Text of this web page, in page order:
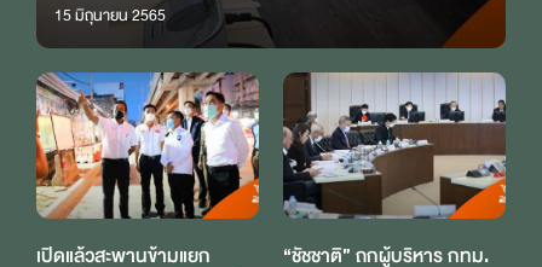
15 มิถุนายน 2565
เปิดแล้วสะพานข้ามแยก
“ชัชชาติ” ถกผู้บริหาร กทม.